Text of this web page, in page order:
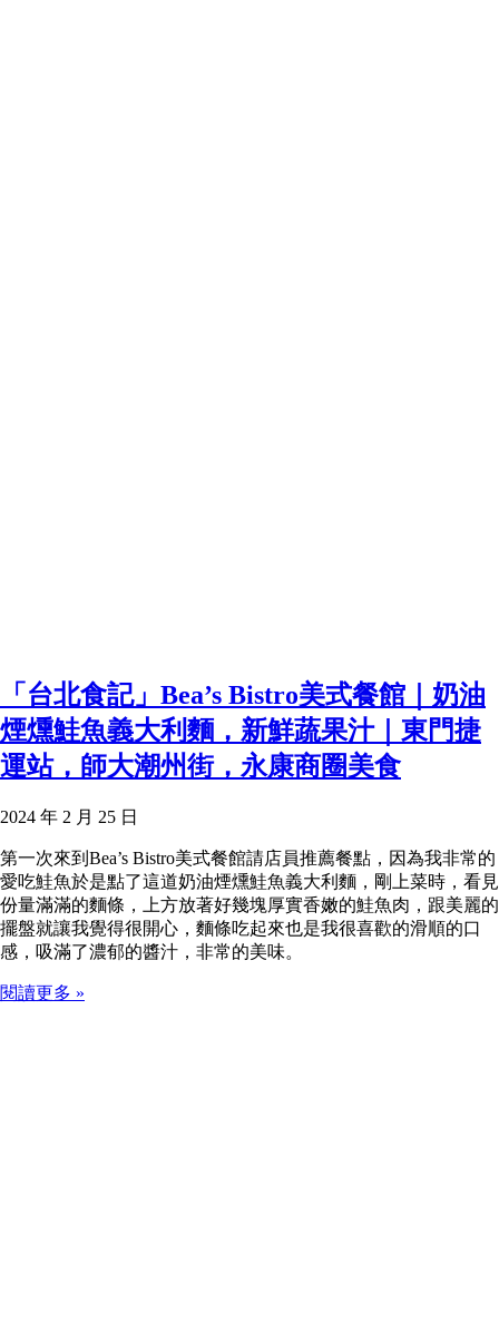
「台北食記」Bea’s Bistro美式餐館｜奶油
煙燻鮭魚義大利麵，新鮮蔬果汁｜東門捷
運站，師大潮州街，永康商圈美食
2024 年 2 月 25 日
第一次來到Bea’s Bistro美式餐館請店員推薦餐點，因為我非常的
愛吃鮭魚於是點了這道奶油煙燻鮭魚義大利麵，剛上菜時，看見
份量滿滿的麵條，上方放著好幾塊厚實香嫩的鮭魚肉，跟美麗的
擺盤就讓我覺得很開心，麵條吃起來也是我很喜歡的滑順的口
感，吸滿了濃郁的醬汁，非常的美味。
閱讀更多 »